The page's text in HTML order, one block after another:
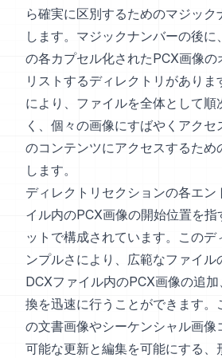
ら確実に区別するためのマジッ
します。マジックナンバーの後に
の各カプセル化されたPCX画像の
リストするディレクトリがあり
により、ファイルを全体として順
く、個々の画像にすばやくアク
のコンテンツにアクセスするため
します。
ディレクトリセクションの各エン
イル内のPCX画像の開始位置を
ットで構成されています。このデ
ンプルさにより、広範なファイル
DCXファイル内のPCX画像の追
換を迅速に行うことができます。
の文書画像やシーケンシャル画像
可能な更新と編集を可能にする、